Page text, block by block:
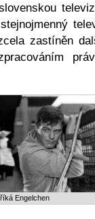
zastíněn
Engelchen